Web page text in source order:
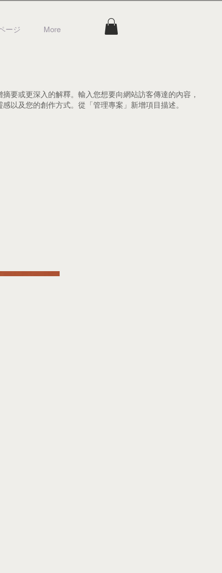
ージ More
要或更深入的解釋。輸入您想要向網站訪客傳達的內容，
以及您的創作方式。從「管理專案」新增項目描述。